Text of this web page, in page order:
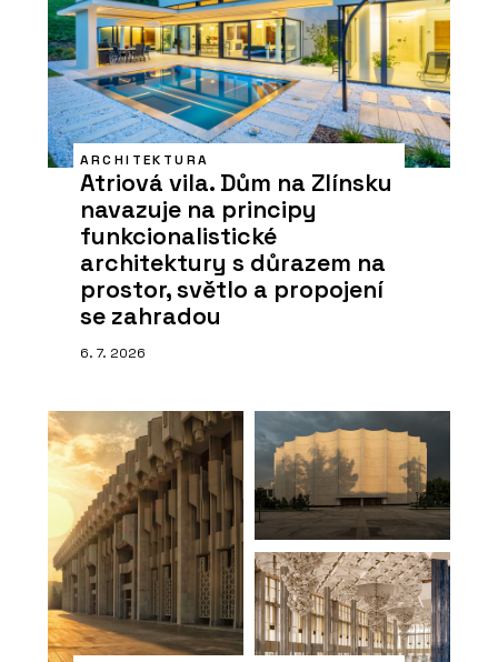
ARCHITEKTURA
Atriová vila. Dům na Zlínsku
navazuje na principy
funkcionalistické
architektury s důrazem na
prostor, světlo a propojení
se zahradou
6. 7. 2026